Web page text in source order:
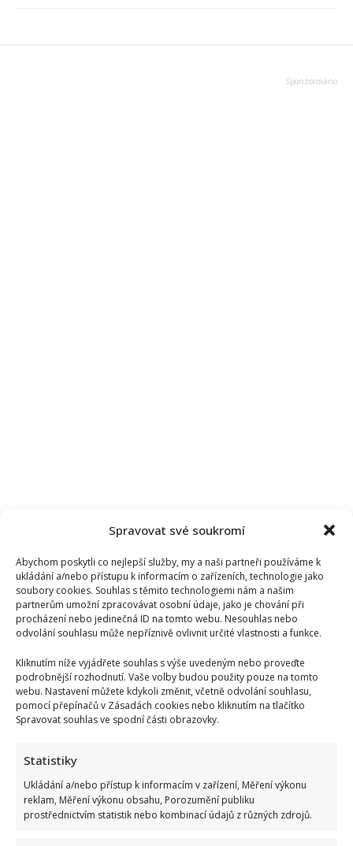
Spravovat své soukromí
Abychom poskytli co nejlepší služby, my a naši partneři používáme k
ukládání a/nebo přístupu k informacím o zařízeních, technologie jako
soubory cookies. Souhlas s těmito technologiemi nám a našim
partnerům umožní zpracovávat osobní údaje, jako je chování při
procházení nebo jedinečná ID na tomto webu. Nesouhlas nebo
odvolání souhlasu může nepříznivě ovlivnit určité vlastnosti a funkce.
Kliknutím níže vyjádřete souhlas s výše uvedeným nebo proveďte
podrobnější rozhodnutí. Vaše volby budou použity pouze na tomto
webu. Nastavení můžete kdykoli změnit, včetně odvolání souhlasu,
pomocí přepínačů v Zásadách cookies nebo kliknutím na tlačítko
Spravovat souhlas ve spodní části obrazovky.
Statistiky
Ukládání a/nebo přístup k informacím v zařízení, Měření výkonu
reklam, Měření výkonu obsahu, Porozumění publiku
prostřednictvím statistik nebo kombinací údajů z různých zdrojů.